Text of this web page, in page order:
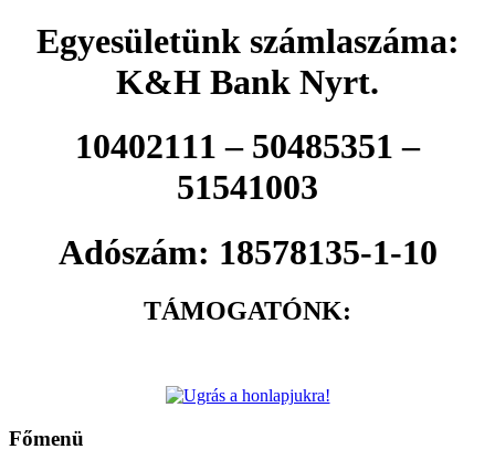
Egyesületünk számlaszáma:
K&H Bank Nyrt.
10402111 – 50485351 –
51541003
Adószám: 18578135-1-10
TÁMOGATÓNK:
Főmenü